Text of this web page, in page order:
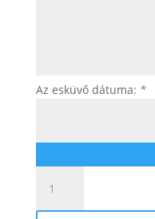
Az esküvő dátuma: *
pénzátadó
boríték-